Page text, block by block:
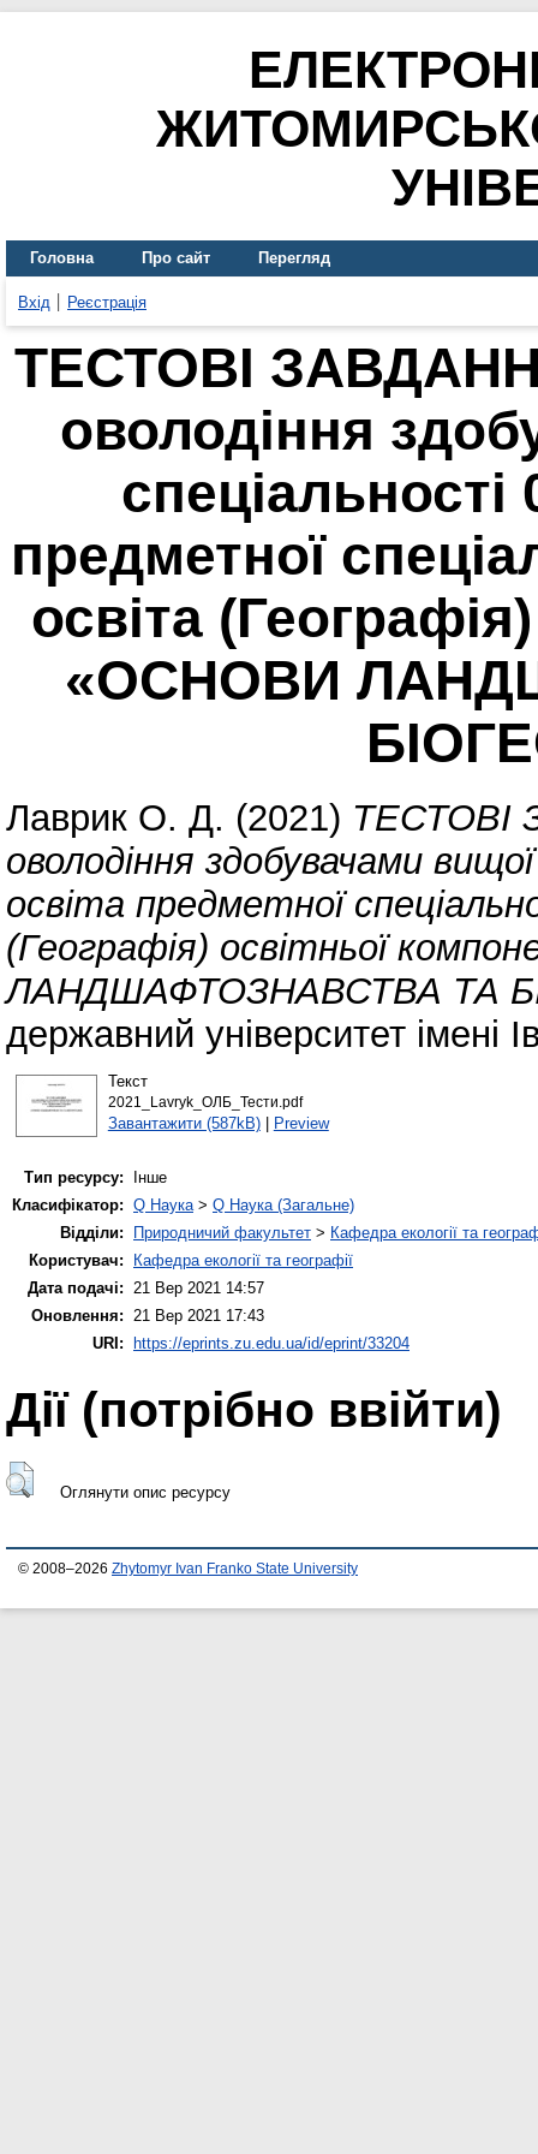
Головна Про сайт Перегляд
Вхід Реєстрація
ТЕСТОВІ
оволодіння
предметної
освіта
«ОСНОВИ
Лаврик О. Д. (2021) ТЕСТОВІ
оволодіння здобувачами
освіта предметної
(Географія) освітньої
ЛАНДШАФТОЗНАВСТВА ТА
державний університет імені
Текст
2021_Lavryk_ОЛБ_Тести.pdf
Завантажити (587kB)| Preview
Тип ресурсу:
Інше
Класифікатор: Q Наука> Q Наука (Загальне)
Відділи:
Природничий факультет > Кафедра екології та
Користувач:
Кафедра екології та географії
Дата подачі: 21 Вер 2021 14:57
Оновлення: 21 Вер 2021 17:43
URI:
https://eprints.zu.edu.ua/id/eprint/33204
Дії ​​(потрібно ввійти)
Оглянути опис ресурсу
© 2008–2026 Zhytomyr Ivan Franko State University